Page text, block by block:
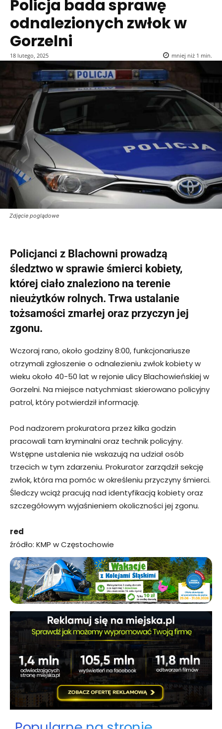
Policja bada sprawę
odnalezionych zwłok w
Gorzelni
18 lutego, 2025 mniej niż 1 min.
Zdjęcie poglądowe
Policjanci z Blachowni prowadzą
śledztwo w sprawie śmierci kobiety,
której ciało znaleziono na terenie
nieużytków rolnych. Trwa ustalanie
tożsamości zmarłej oraz przyczyn jej
zgonu.
Wczoraj rano, około godziny 8:00, funkcjonariusze
otrzymali zgłoszenie o odnalezieniu zwłok kobiety w
wieku około 40-50 lat w rejonie ulicy Blachowieńskiej w
Gorzelni. Na miejsce natychmiast skierowano policyjny
patrol, który potwierdził informację.
Pod nadzorem prokuratora przez kilka godzin
pracowali tam kryminalni oraz technik policyjny.
Wstępne ustalenia nie wskazują na udział osób
trzecich w tym zdarzeniu. Prokurator zarządził sekcję
zwłok, która ma pomóc w określeniu przyczyny śmierci.
Śledczy wciąż pracują nad identyfikacją kobiety oraz
szczegółowym wyjaśnieniem okoliczności jej zgonu.
red
źródło: KMP w Częstochowie